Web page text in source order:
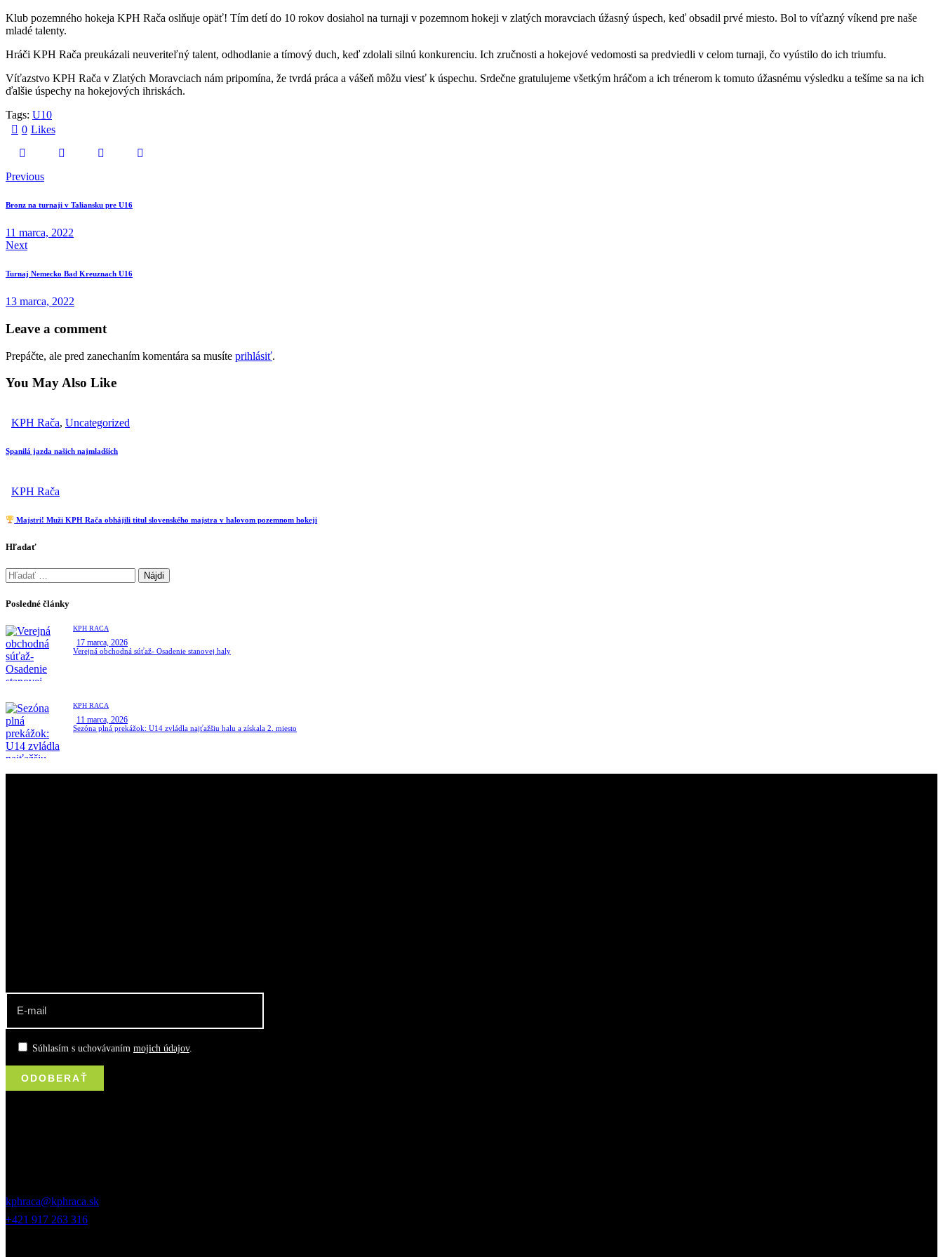
Klub pozemného hokeja KPH Rača oslňuje opäť! Tím detí do 10 rokov dosiahol na turnaji v pozemnom hokeji v zlatých moravciach úžasný úspech, keď obsadil prvé miesto. Bol to víťazný víkend pre naše
mladé talenty.
Hráči KPH Rača preukázali neuveriteľný talent, odhodlanie a tímový duch, keď zdolali silnú konkurenciu. Ich zručnosti a hokejové vedomosti sa predviedli v celom turnaji, čo vyústilo do ich triumfu.
Víťazstvo KPH Rača v Zlatých Moravciach nám pripomína, že tvrdá práca a vášeň môžu viesť k úspechu. Srdečne gratulujeme všetkým hráčom a ich trénerom k tomuto úžasnému výsledku a tešíme sa na ich
ďalšie úspechy na hokejových ihriskách.
Tags: U10
0 Likes
Navigácia
v
Previous
Bronz na turnaji v Taliansku pre U16
11 marca, 2022
Next
Turnaj Nemecko Bad Kreuznach U16
13 marca, 2022
Leave a comment
Prepáčte, ale pred zanechaním komentára sa musíte prihlásiť.
You May Also Like
KPH Rača, Uncategorized
Spanilá jazda našich najmladších
KPH Rača
Majstri! Muži KPH Rača obhájili titul slovenského majstra v halovom pozemnom hokeji
Hľadať
Hľadať:
Posledné články
KPH RAČA
17 marca, 2026
Verejná obchodná súťaž- Osadenie stanovej haly
KPH RAČA
11 marca, 2026
Sezóna plná prekážok: U14 zvládla najťažšiu halu a získala 2. miesto
Súhlasím s uchovávaním mojich údajov.
kphraca@kphraca.sk
+421 917 263 316